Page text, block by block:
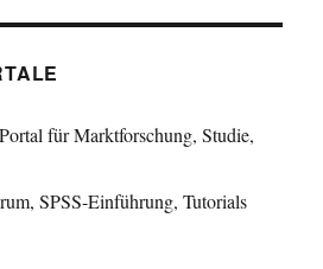
Portal für Marktforschung, Studie,
SPSS-Einführung, Tutorials